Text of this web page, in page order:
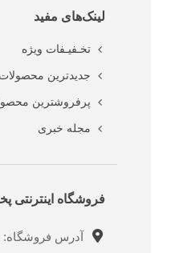
لینک‌های مفید
تخـفیـفات ویژه
جدیدترین محصولات
پرفروشترین
مجله خبری
فروشگاه اینترنتی
آدرس فروشگاه: